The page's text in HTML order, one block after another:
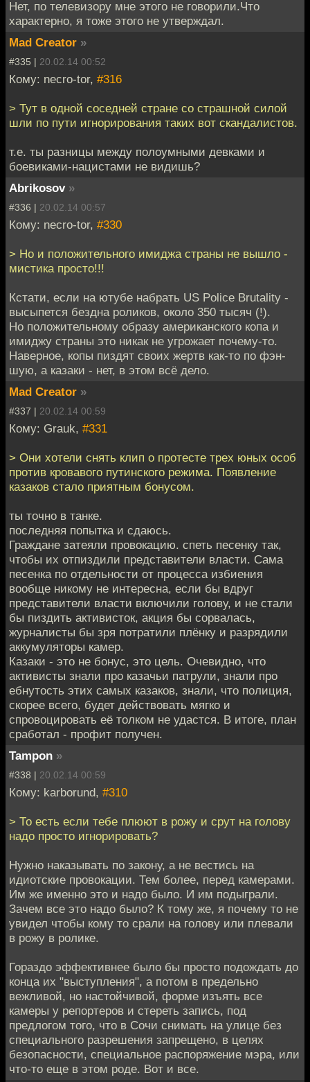
Нет, по телевизору мне этого не говорили.Что
характерно, я тоже этого не утверждал.
Mad Creator »
#335 | 20.02.14 00:52
Кому: necro-tor, #316
> Тут в одной соседней стране со страшной силой
шли по пути игнорирования таких вот скандалистов.
т.е. ты разницы между полоумными девками и
боевиками-нацистами не видишь?
Abrikosov »
#336 | 20.02.14 00:57
Кому: necro-tor, #330
> Но и положительного имиджа страны не вышло -
мистика просто!!!
Кстати, если на ютубе набрать US Police Brutality -
высыпется бездна роликов, около 350 тысяч (!).
Но положительному образу американского копа и
имиджу страны это никак не угрожает почему-то.
Наверное, копы пиздят своих жертв как-то по фэн-
шую, а казаки - нет, в этом всё дело.
Mad Creator »
#337 | 20.02.14 00:59
Кому: Grauk, #331
> Они хотели снять клип о протесте трех юных особ
против кровавого путинского режима. Появление
казаков стало приятным бонусом.
ты точно в танке.
последняя попытка и сдаюсь.
Граждане затеяли провокацию. спеть песенку так,
чтобы их отпиздили представители власти. Сама
песенка по отдельности от процесса избиения
вообще никому не интересна, если бы вдруг
представители власти включили голову, и не стали
бы пиздить активисток, акция бы сорвалась,
журналисты бы зря потратили плёнку и разрядили
аккумуляторы камер.
Казаки - это не бонус, это цель. Очевидно, что
активисты знали про казачьи патрули, знали про
ебнутость этих самых казаков, знали, что полиция,
скорее всего, будет действовать мягко и
спровоцировать её толком не удастся. В итоге, план
сработал - профит получен.
Tampon »
#338 | 20.02.14 00:59
Кому: karborund, #310
> То есть если тебе плюют в рожу и срут на голову
надо просто игнорировать?
Нужно наказывать по закону, а не вестись на
идиотские провокации. Тем более, перед камерами.
Им же именно это и надо было. И им подыграли.
Зачем все это надо было? К тому же, я почему то не
увидел чтобы кому то срали на голову или плевали
в рожу в ролике.
Гораздо эффективнее было бы просто подождать до
конца их "выступления", а потом в предельно
вежливой, но настойчивой, форме изъять все
камеры у репортеров и стереть запись, под
предлогом того, что в Сочи снимать на улице без
специального разрешения запрещено, в целях
безопасности, специальное распоряжение мэра, или
что-то еще в этом роде. Вот и все.